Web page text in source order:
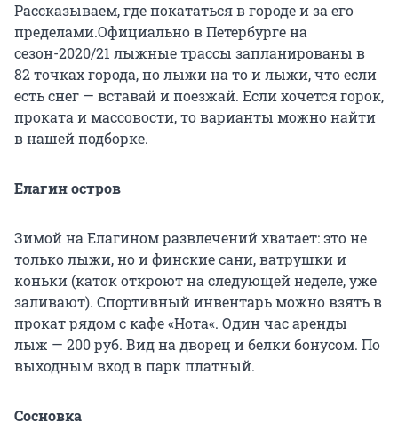
Рассказываем, где покататься в городе и за его
пределами.Официально в Петербурге на
сезон-2020/21 лыжные трассы запланированы в
82 точках города, но лыжи на то и лыжи, что если
есть снег — вставай и поезжай. Если хочется горок,
проката и массовости, то варианты можно найти
в нашей подборке.
Елагин остров
Зимой на Елагином развлечений хватает: это не
только лыжи, но и финские сани, ватрушки и
коньки (каток откроют на следующей неделе, уже
заливают). Спортивный инвентарь можно взять в
прокат рядом с кафе «Нота«. Один час аренды
лыж — 200 руб. Вид на дворец и белки бонусом. По
выходным вход в парк платный.
Сосновка